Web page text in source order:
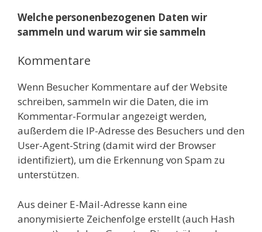
Welche personenbezogenen Daten wir
sammeln und warum wir sie sammeln
Kommentare
Wenn Besucher Kommentare auf der Website
schreiben, sammeln wir die Daten, die im
Kommentar-Formular angezeigt werden,
außerdem die IP-Adresse des Besuchers und den
User-Agent-String (damit wird der Browser
identifiziert), um die Erkennung von Spam zu
unterstützen.
Aus deiner E-Mail-Adresse kann eine
anonymisierte Zeichenfolge erstellt (auch Hash